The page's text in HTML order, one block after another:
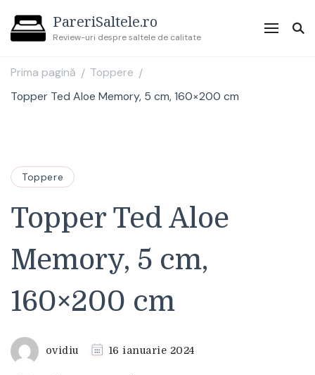
PareriSaltele.ro
Review-uri despre saltele de calitate
Prima pagină / Toppere /
Topper Ted Aloe Memory, 5 cm, 160×200 cm
Toppere
Topper Ted Aloe
Memory, 5 cm,
160×200 cm
ovidiu 16 ianuarie 2024